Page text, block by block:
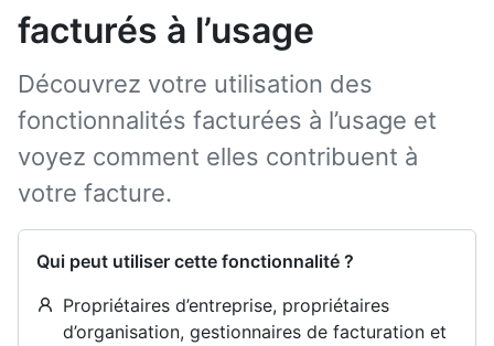
facturés à l’usage
Découvrez votre utilisation des
fonctionnalités facturées à l’usage et
voyez comment elles contribuent à
votre facture.
Qui peut utiliser cette fonctionnalité ?
Propriétaires d’entreprise, propriétaires
d’organisation, gestionnaires de facturation et